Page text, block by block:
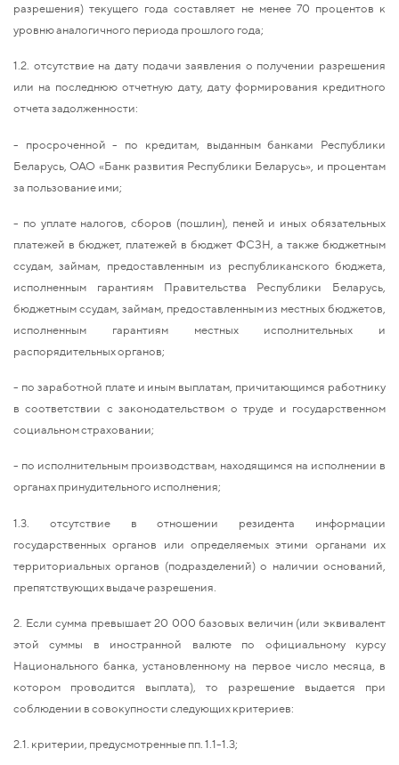
разрешения) текущего года составляет не менее 70 процентов к
уровню аналогичного периода прошлого года;
1.2. отсутствие на дату подачи заявления о получении разрешения
или на последнюю отчетную дату, дату формирования кредитного
отчета задолженности:
- просроченной - по кредитам, выданным банками Республики
Беларусь, ОАО «Банк развития Республики Беларусь», и процентам
за пользование ими;
- по уплате налогов, сборов (пошлин), пеней и иных обязательных
платежей в бюджет, платежей в бюджет ФСЗН, а также бюджетным
ссудам, займам, предоставленным из республиканского бюджета,
исполненным гарантиям Правительства Республики Беларусь,
бюджетным ссудам, займам, предоставленным из местных бюджетов,
исполненным гарантиям местных исполнительных и
распорядительных органов;
- по заработной плате и иным выплатам, причитающимся работнику
в соответствии с законодательством о труде и государственном
социальном страховании;
- по исполнительным производствам, находящимся на исполнении в
органах принудительного исполнения;
1.3. отсутствие в отношении резидента информации
государственных органов или определяемых этими органами их
территориальных органов (подразделений) о наличии оснований,
препятствующих выдаче разрешения.
2. Если сумма превышает 20 000 базовых величин (или эквивалент
этой суммы в иностранной валюте по официальному курсу
Национального банка, установленному на первое число месяца, в
котором проводится выплата), то разрешение выдается при
соблюдении в совокупности следующих критериев:
2.1. критерии, предусмотренные пп. 1.1-1.3;